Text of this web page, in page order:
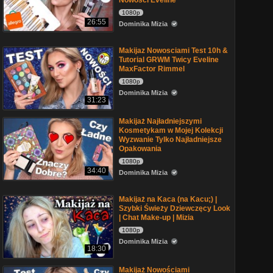
26:55
1080p
Dominika Mizia
31:23
Makijaz Nowosciami Test 10h &
Tutorial GRWM Twicy Eveline
MaxFactor Rimmel
1080p
Dominika Mizia
34:40
Makijaż Najładniejszymi
Kosmetykam w Mojej Kolekcji
Wyzwanie Tylko Najładniejsze
Opakowania
1080p
Dominika Mizia
18:30
Makijaż na Kaca (na Kacu;) |
Szybki Świeży Dziewczęcy Look
| Chat Make-up | Mizia
1080p
Dominika Mizia
Makijaż Nowościami